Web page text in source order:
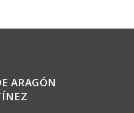
ARAGÓN